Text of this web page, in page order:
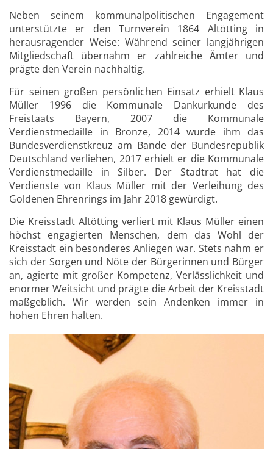
Neben seinem kommunalpolitischen Engagement
unterstützte er den Turnverein 1864 Altötting in
herausragender Weise: Während seiner langjährigen
Mitgliedschaft übernahm er zahlreiche Ämter und
prägte den Verein nachhaltig.
Für seinen großen persönlichen Einsatz erhielt Klaus
Müller 1996 die Kommunale Dankurkunde des
Freistaats Bayern, 2007 die Kommunale
Verdienstmedaille in Bronze, 2014 wurde ihm das
Bundesverdienstkreuz am Bande der Bundesrepublik
Deutschland verliehen, 2017 erhielt er die Kommunale
Verdienstmedaille in Silber. Der Stadtrat hat die
Verdienste von Klaus Müller mit der Verleihung des
Goldenen Ehrenrings im Jahr 2018 gewürdigt.
Die Kreisstadt Altötting verliert mit Klaus Müller einen
höchst engagierten Menschen, dem das Wohl der
Kreisstadt ein besonderes Anliegen war. Stets nahm er
sich der Sorgen und Nöte der Bürgerinnen und Bürger
an, agierte mit großer Kompetenz, Verlässlichkeit und
enormer Weitsicht und prägte die Arbeit der Kreisstadt
maßgeblich. Wir werden sein Andenken immer in
hohen Ehren halten.